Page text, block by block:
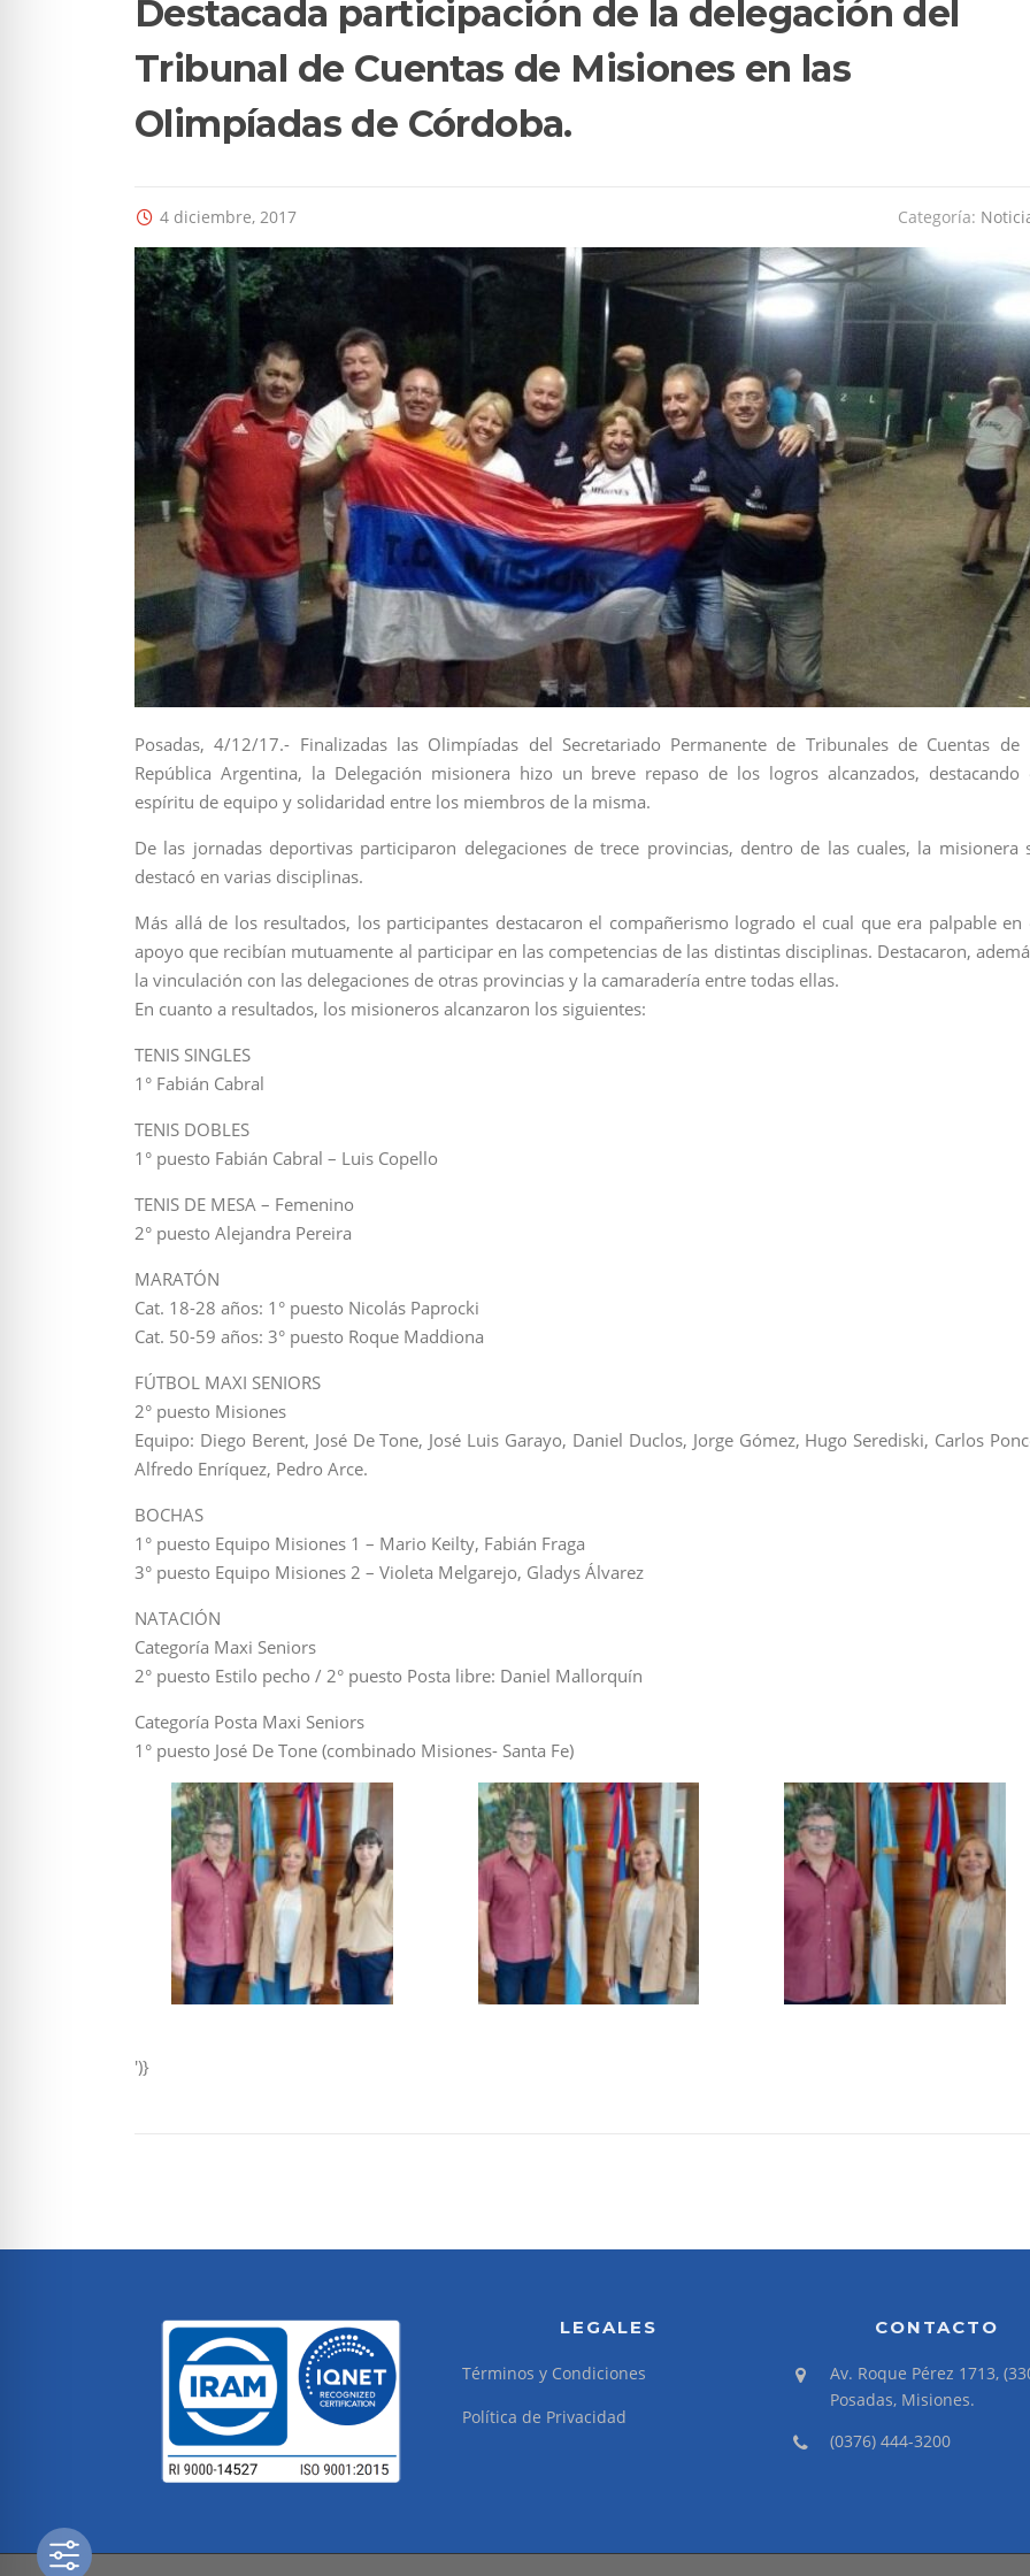
Destacada participación de la delegación del
Tribunal de Cuentas de Misiones en las
Olimpíadas de Córdoba.
4 diciembre, 2017 Categoría:
Posadas, 4/12/17.- Finalizadas las Olimpíadas del Secretariado Permanente de Tribunales de Cuentas de
República Argentina, la Delegación misionera hizo un breve repaso de los logros alcanzados, destacando
espíritu de equipo y solidaridad entre los miembros de la misma.
De las jornadas deportivas participaron delegaciones de trece provincias, dentro de las cuales, la misionera
destacó en varias disciplinas.
Más allá de los resultados, los participantes destacaron el compañerismo logrado el cual que era palpable en
apoyo que recibían mutuamente al participar en las competencias de las distintas disciplinas. Destacaron,
la vinculación con las delegaciones de otras provincias y la camaradería entre todas ellas.
En cuanto a resultados, los misioneros alcanzaron los siguientes:
TENIS SINGLES
1° Fabián Cabral
TENIS DOBLES
1° puesto Fabián Cabral – Luis Copello
TENIS DE MESA – Femenino
2° puesto Alejandra Pereira
MARATÓN
Cat. 18-28 años: 1° puesto Nicolás Paprocki
Cat. 50-59 años: 3° puesto Roque Maddiona
FÚTBOL MAXI SENIORS
2° puesto Misiones
Equipo: Diego Berent, José De Tone, José Luis Garayo, Daniel Duclos, Jorge Gómez, Hugo Serediski, Carlos
Alfredo Enríquez, Pedro Arce.
BOCHAS
1° puesto Equipo Misiones 1 – Mario Keilty, Fabián Fraga
3° puesto Equipo Misiones 2 – Violeta Melgarejo, Gladys Álvarez
NATACIÓN
Categoría Maxi Seniors
2° puesto Estilo pecho / 2° puesto Posta libre: Daniel Mallorquín
Categoría Posta Maxi Seniors
1° puesto José De Tone (combinado Misiones- Santa Fe)
')}
LEGALES
Términos y Condiciones
Política de Privacidad
CONTACTO
Av. Roque Pérez 1713,
Posadas, Misiones.
(0376) 444-3200